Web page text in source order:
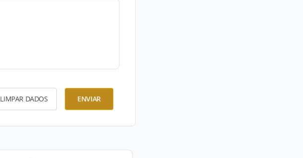
LIMPAR DADOS ENVIAR